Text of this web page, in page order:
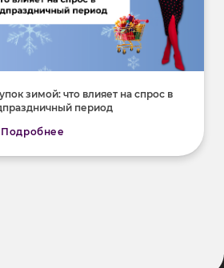
зимой: что влияет на спрос в
период
Подробнее